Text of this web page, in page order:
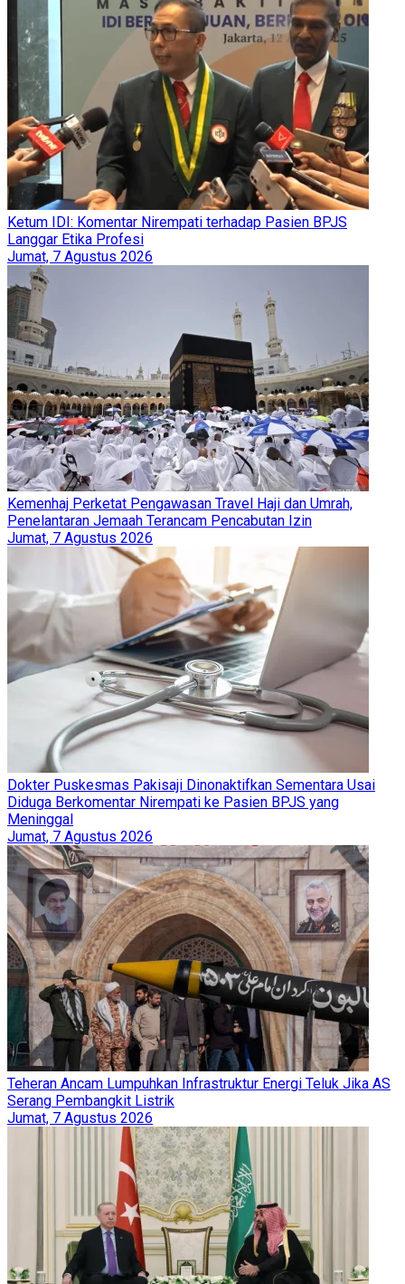
Ketum IDI: Komentar Nirempati terhadap Pasien BPJS
Langgar Etika Profesi
Jumat, 7 Agustus 2026
Kemenhaj Perketat Pengawasan Travel Haji dan Umrah,
Penelantaran Jemaah Terancam Pencabutan Izin
Jumat, 7 Agustus 2026
Dokter Puskesmas Pakisaji Dinonaktifkan Sementara Usai
Diduga Berkomentar Nirempati ke Pasien BPJS yang
Meninggal
Jumat, 7 Agustus 2026
Teheran Ancam Lumpuhkan Infrastruktur Energi Teluk Jika AS
Serang Pembangkit Listrik
Jumat, 7 Agustus 2026